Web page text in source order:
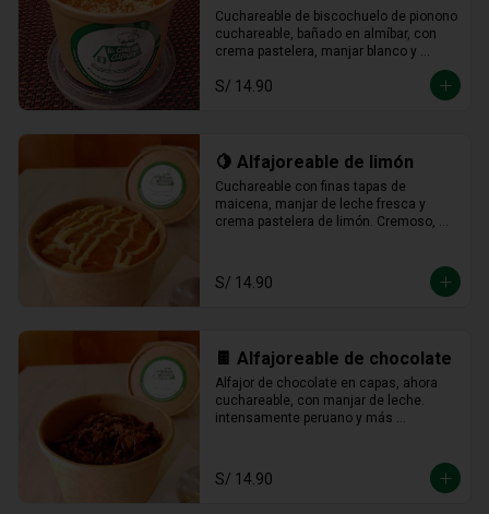
Cuchareable de biscochuelo de pionono
cuchareable, bañado en almíbar, con
crema pastelera, manjar blanco y
fudge. Suave, dulce y una delicia que
se disfruta a cucharadas.
S/ 14.90
🍋 Alfajoreable de limón
Cuchareable con finas tapas de
maicena, manjar de leche fresca y
crema pastelera de limón. Cremoso,
S/ 14.90
🍫 Alfajoreable de chocolate
Alfajor de chocolate en capas, ahora
cuchareable, con manjar de leche.
intensamente peruano y más
S/ 14.90